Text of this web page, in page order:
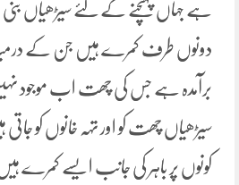
ہے جہاں پہنچنے کے لئے سیڑھیاں
دونوں طرف کمرے ہیں جن کے
برآمدہ ہے جس کی چھت اب موجود
سیڑھیاں چھت کو اور تہہ خانوں کو
کونوں پر باہر کی جانب ایسے کمرے ہیں